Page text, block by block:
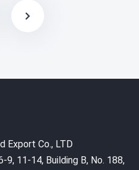
Export Co., LTD
9, 11-14, Building B, No. 188,